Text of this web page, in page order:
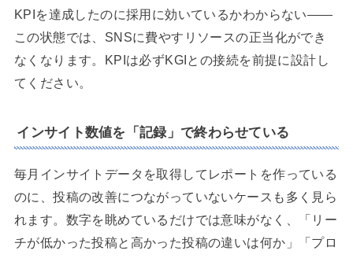
KPIを達成したのに採用に効いているかわからない——
この状態では、SNSに費やすリソースの正当化ができ
なくなります。KPIは必ずKGIとの接続を前提に設計し
てください。
インサイト数値を「記録」で終わらせている
毎月インサイトデータを取得してレポートを作っている
のに、投稿の改善につながっていないケースも多く見ら
れます。数字を眺めているだけでは意味がなく、「リー
チが低かった投稿と高かった投稿の違いは何か」「プロ